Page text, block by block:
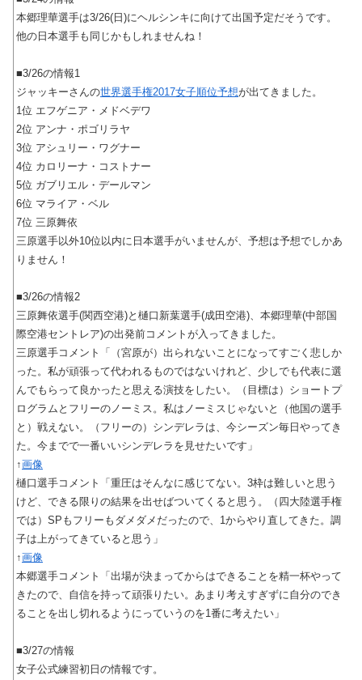
本郷理華選手は3/26(日)にヘルシンキに向けて出国予定だそうです。
他の日本選手も同じかもしれませんね！
■3/26の情報1
ジャッキーさんの世界選手権2017女子順位予想が出てきました。
1位 エフゲニア・メドベデワ
2位 アンナ・ポゴリラヤ
3位 アシュリー・ワグナー
4位 カロリーナ・コストナー
5位 ガブリエル・デールマン
6位 マライア・ベル
7位 三原舞依
三原選手以外10位以内に日本選手がいませんが、予想は予想でしかあ
りません！
■3/26の情報2
三原舞依選手(関西空港)と樋口新葉選手(成田空港)、本郷理華(中部国
際空港セントレア)の出発前コメントが入ってきました。
三原選手コメント「（宮原が）出られないことになってすごく悲しか
った。私が頑張って代われるものではないけれど、少しでも代表に選
んでもらって良かったと思える演技をしたい。（目標は）ショートプ
ログラムとフリーのノーミス。私はノーミスじゃないと（他国の選手
と）戦えない。（フリーの）シンデレラは、今シーズン毎日やってき
た。今までで一番いいシンデレラを見せたいです」
↑画像
樋口選手コメント「重圧はそんなに感じてない。3枠は難しいと思う
けど、できる限りの結果を出せばついてくると思う。（四大陸選手権
では）SPもフリーもダメダメだったので、1からやり直してきた。調
子は上がってきていると思う」
↑画像
本郷選手コメント「出場が決まってからはできることを精一杯やって
きたので、自信を持って頑張りたい。あまり考えすぎずに自分のでき
ることを出し切れるようにっていうのを1番に考えたい」
■3/27の情報
女子公式練習初日の情報です。